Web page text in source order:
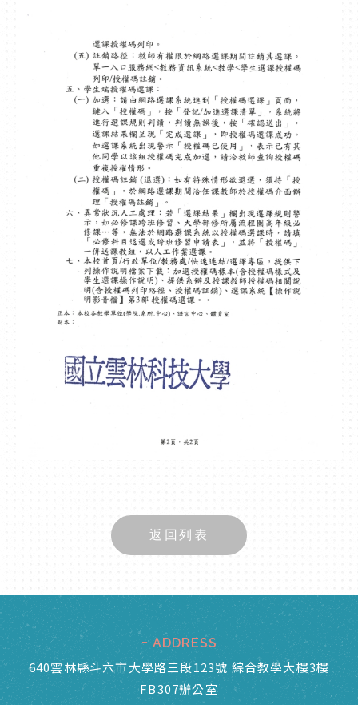
返回列表
ADDRESS
640雲林縣斗六市大學路三段123號 綜合教學大樓3樓
FB307辦公室